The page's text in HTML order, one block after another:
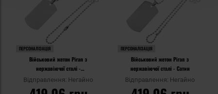
ПЕРСОНАЛІЗАЦІЯ
Військовий жетон Piran з
нержавіючої сталі -
Полірований
Відправлення: Негайно
ПЕРСОНАЛІЗАЦІЯ
Військовий жетон Piran з
нержавіючої сталі - Сатин
Відправлення: Негайно